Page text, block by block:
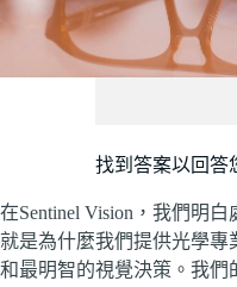
找到答案以回答
在Sentinel Vision，我們明
就是為什麼我們提供光學專
和最明智的視覺決策。我們